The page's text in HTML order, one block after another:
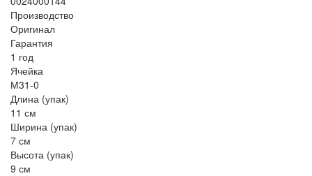
Производство
Оригинал
Гарантия
1 год
Ячейка
М31-0
Длина (упак)
11 см
Ширина (упак)
7 см
Высота (упак)
9 см